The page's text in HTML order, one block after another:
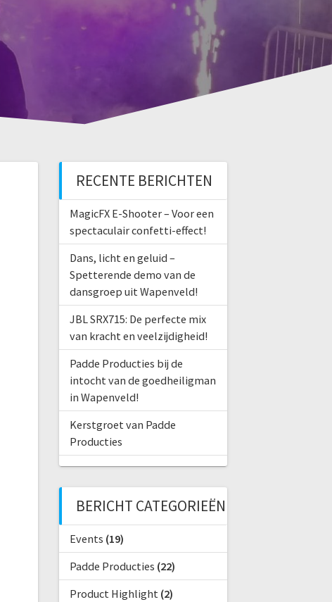
RECENTE BERICHTEN
MagicFX E-Shooter – Voor een
spectaculair confetti-effect!
Dans, licht en geluid –
Spetterende demo van de
dansgroep uit Wapenveld!
JBL SRX715: De perfecte mix
van kracht en veelzijdigheid!
Padde Producties bij de
intocht van de goedheiligman
in Wapenveld!
Kerstgroet van Padde
Producties
BERICHT CATEGORIEËN
Events (19)
Padde Producties (22)
Product Highlight(2)